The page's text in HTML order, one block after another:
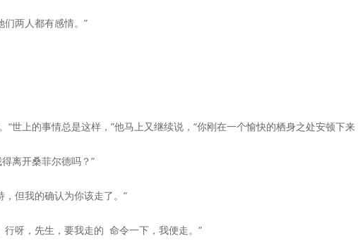
们两人都有感情。”
“世上的事情总是这样，”他马上又继续说，“你刚在一个愉快的栖身之处安顿下
离开桑菲尔德吗？”
但我的确认为你该走了。”
行呀，先生，要我走的 命令一下，我便走。”